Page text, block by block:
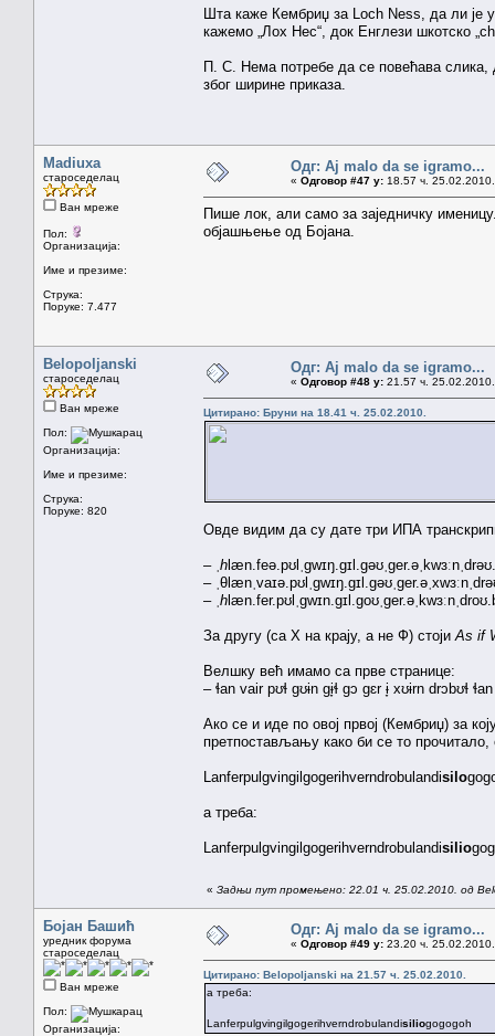
Шта каже Кембриџ за Loch Ness, да ли је
кажемо „Лох Нес“, док Енглези шкотско
П. С. Нема потребе да се повећава слика,
због ширине приказа.
Madiuxa
староседелац
Ван мреже
Пол:
Организација:
Име и презиме:
Струка:
Поруке: 7.477
Одг: Aj malo da se igramo...
« Одговор #47 у: 18.57 ч.
Пише лок, али само за заједничку
објашњење од Бојана.
Belopoljanski
староседелац
Ван мреже
Пол:
Организација:
Име и презиме:
Струка:
Поруке: 820
Одг: Aj malo da se igramo...
« Одговор #48 у: 21.57 ч.
Цитирано: Бруни на 18.41 ч. 25.02.2010.
Овде видим да су дате три ИПА
– ˌ h
–
– ˌ h
За другу (са Х на крају, а не Ф) стоји As if
Велшку већ имамо са прве странице:
– ɬan vair pʊɬ gʊɨn gɨ̞ɬ gɔ gɛr ɨ̞ xʊɨrn drɔbʊɬ
Ако се и иде по овој првој (Кембриџ) за
претпостављању како би се то прочитало,
Lanferpulgvingilgogerihverndrobulandisilo
а треба:
Lanferpulgvingilgogerihverndrobulandisilio
« Задњи пут промењено: 22.01 ч. 25.02.2010. од
Бојан Башић
уредник форума
староседелац
Ван мреже
Пол:
Организација:
Одг: Aj malo da se igramo...
« Одговор #49 у: 23.20 ч.
Цитирано: Belopoljanski на 21.57 ч. 25.02.2010.
а треба:
Lanferpulgvingilgogerihverndrobulandisiliogogogoh